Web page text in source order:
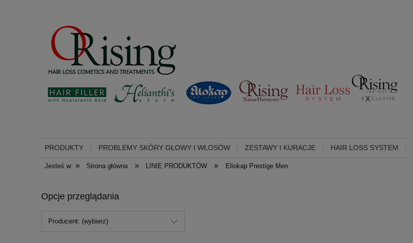
PRODUKTY PROBLEMY SKÓRY GŁOWY I WŁOSÓW ZESTAWY I KURACJE HAIR LOSS SYSTEM
Jesteś w: » Strona główna » LINIE PRODUKTÓW » Eliokap Prestige Men
Opcje przeglądania
Producent: (wybierz)